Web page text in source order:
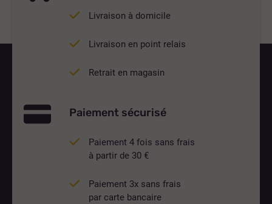
Livraison à domicile
Livraison en point relais
Retrait en magasin
Paiement sécurisé
Paiement 4 fois sans frais
à partir de 30 €
Paiement 3x sans frais
par carte bancaire